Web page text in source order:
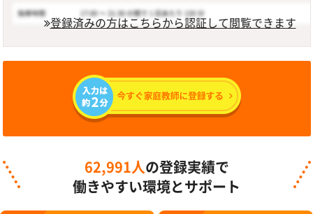
登録済みの方はこちらから認証して閲覧できます
62,991人 の登録実績で
働きやすい環境とサポート